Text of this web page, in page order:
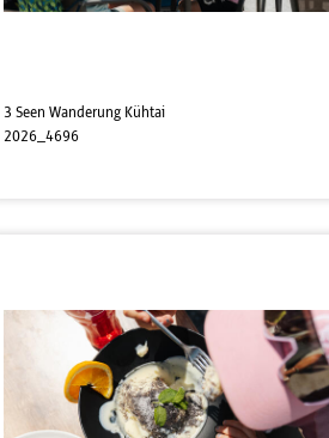
3 Seen Wanderung Kühtai
2026_4696